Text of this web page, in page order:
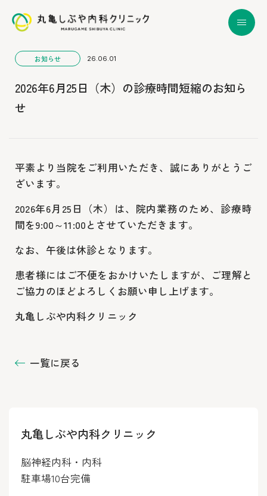
お知らせ 26.06.01
2026年6月25日（木）の診療時間短縮のお知ら
せ
平素より当院をご利用いただき、誠にありがとうご
ざいます。
2026年6月25日（木）は、院内業務のため、診療時
間を9:00～11:00とさせていただきます。
なお、午後は休診となります。
患者様にはご不便をおかけいたしますが、ご理解と
ご協力のほどよろしくお願い申し上げます。
丸亀しぶや内科クリニック
一覧に戻る
丸亀しぶや内科クリニック
脳神経内科・内科
駐車場10台完備